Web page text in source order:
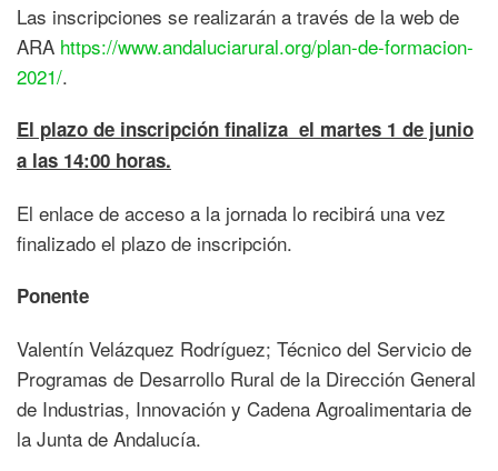
Las inscripciones se realizarán a través de la web de
ARA https://www.andaluciarural.org/plan-de-formacion-
2021/.
El plazo de inscripción finaliza el martes 1 de junio
a las 14:00 horas.
El enlace de acceso a la jornada lo recibirá una vez
finalizado el plazo de inscripción.
Ponente
Valentín Velázquez Rodríguez; Técnico del Servicio de
Programas de Desarrollo Rural de la Dirección General
de Industrias, Innovación y Cadena Agroalimentaria de
la Junta de Andalucía.